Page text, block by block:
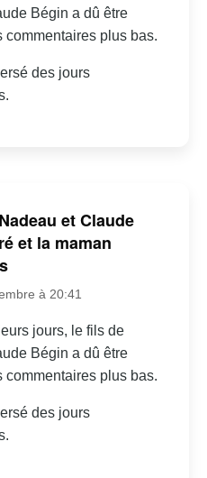
Bégin a dû être
plus bas.
des jours
et Claude
et la maman
à 20:41
jours, le fils de
Bégin a dû être
plus bas.
des jours